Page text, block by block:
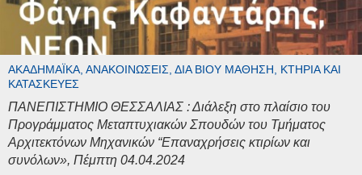
ΑΚΑΔΗΜΑΪΚΆ, ΑΝΑΚΟΙΝΏΣΕΙΣ, ΔΙΆ ΒΊΟΥ ΜΆΘΗΣΗ, ΚΤΉΡΙΑ ΚΑΙ
ΚΑΤΑΣΚΕΥΈΣ
ΠΑΝΕΠΙΣΤΗΜΙΟ ΘΕΣΣΑΛΙΑΣ : Διάλεξη στο πλαίσιο του
Προγράμματος Μεταπτυχιακών Σπουδών του Τμήματος
Αρχιτεκτόνων Μηχανικών “Επαναχρήσεις κτιρίων και
συνόλων», Πέμπτη 04.04.2024